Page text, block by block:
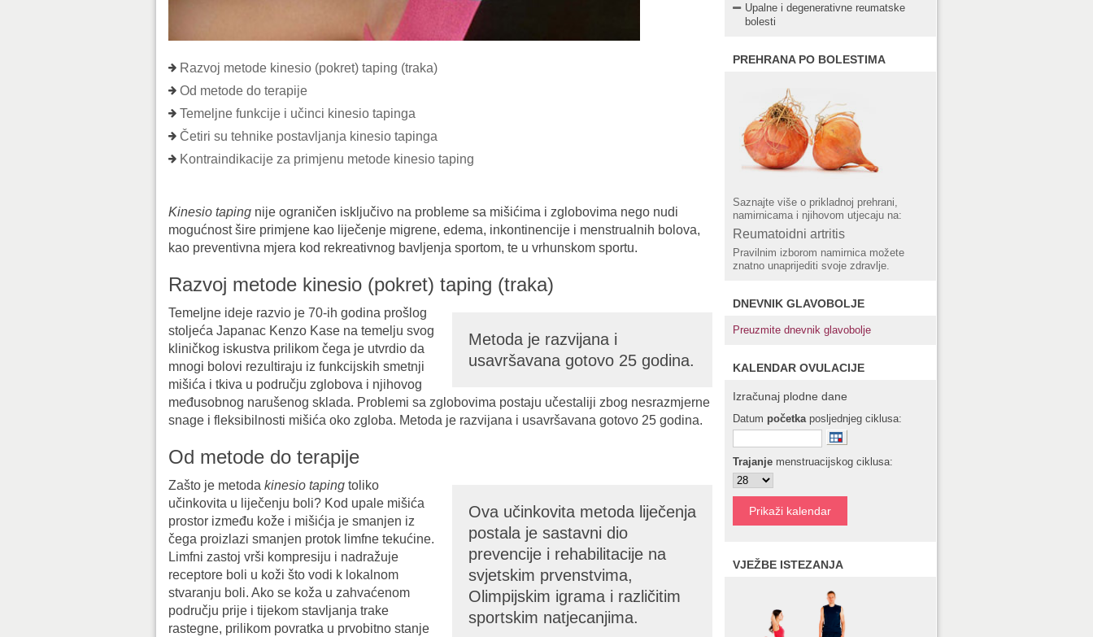
Razvoj metode kinesio (pokret) taping (traka)
Od metode do terapije
Temeljne funkcije i učinci kinesio tapinga
Četiri su tehnike postavljanja kinesio tapinga
Kontraindikacije za primjenu metode kinesio taping
Kinesio taping nije ograničen isključivo na probleme sa mišićima i zglobovima nego nudi
mogućnost šire primjene kao liječenje migrene, edema, inkontinencije i menstrualnih bolova,
kao preventivna mjera kod rekreativnog bavljenja sportom, te u vrhunskom sportu.
Razvoj metode kinesio (pokret) taping (traka)
Metoda je razvijana i
usavršavana gotovo 25 godina.
Temeljne ideje razvio je 70-ih godina prošlog
stoljeća Japanac Kenzo Kase na temelju svog
kliničkog iskustva prilikom čega je utvrdio da
mnogi bolovi rezultiraju iz funkcijskih smetnji
mišića i tkiva u području zglobova i njihovog
međusobnog narušenog sklada. Problemi sa zglobovima postaju učestaliji zbog nesrazmjerne
snage i fleksibilnosti mišića oko zgloba. Metoda je razvijana i usavršavana gotovo 25 godina.
Od metode do terapije
Ova učinkovita metoda liječenja
postala je sastavni dio
prevencije i rehabilitacije na
svjetskim prvenstvima,
Olimpijskim igrama i različitim
sportskim natjecanjima.
Zašto je metoda kinesio taping toliko
učinkovita u liječenju boli? Kod upale mišića
prostor između kože i mišićja je smanjen iz
čega proizlazi smanjen protok limfne tekućine.
Limfni zastoj vrši kompresiju i nadražuje
receptore boli u koži što vodi k lokalnom
stvaranju boli. Ako se koža u zahvaćenom
području prije i tijekom stavljanja trake
rastegne, prilikom povratka u prvobitno stanje
Upalne i degenerativne reumatske
bolesti
PREHRANA PO BOLESTIMA
Saznajte više o prikladnoj prehrani,
namirnicama i njihovom utjecaju na:
Reumatoidni artritis
Pravilnim izborom namirnica možete
znatno unaprijediti svoje zdravlje.
DNEVNIK GLAVOBOLJE
Preuzmite dnevnik glavobolje
KALENDAR OVULACIJE
Izračunaj plodne dane
Datum početkaposljednjeg ciklusa:
Trajanje menstruacijskog ciklusa:
VJEŽBE ISTEZANJA